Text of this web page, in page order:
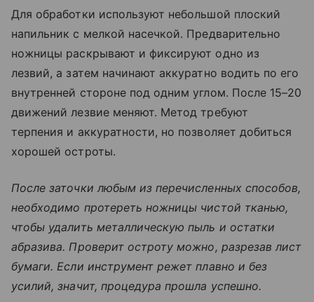
Для обработки используют небольшой плоский
напильник с мелкой насечкой. Предварительно
ножницы раскрывают и фиксируют одно из
лезвий, а затем начинают аккуратно водить по его
внутренней стороне под одним углом. После 15–20
движений лезвие меняют. Метод требуют
терпения и аккуратности, но позволяет добиться
хорошей остроты.
После заточки любым из перечисленных способов,
необходимо протереть ножницы чистой тканью,
чтобы удалить металлическую пыль и остатки
абразива. Проверит остроту можно, разрезав лист
бумаги. Если инструмент режет плавно и без
усилий, значит, процедура прошла успешно.